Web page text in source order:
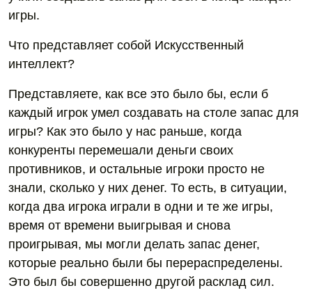
игры.
Что представляет собой Искусственный
интеллект?
Представляете, как все это было бы, если б
каждый игрок умел создавать на столе запас для
игры? Как это было у нас раньше, когда
конкуренты перемешали деньги своих
противников, и остальные игроки просто не
знали, сколько у них денег. То есть, в ситуации,
когда два игрока играли в одни и те же игры,
время от времени выигрывая и снова
проигрывая, мы могли делать запас денег,
которые реально были бы перераспределены.
Это был бы совершенно другой расклад сил.